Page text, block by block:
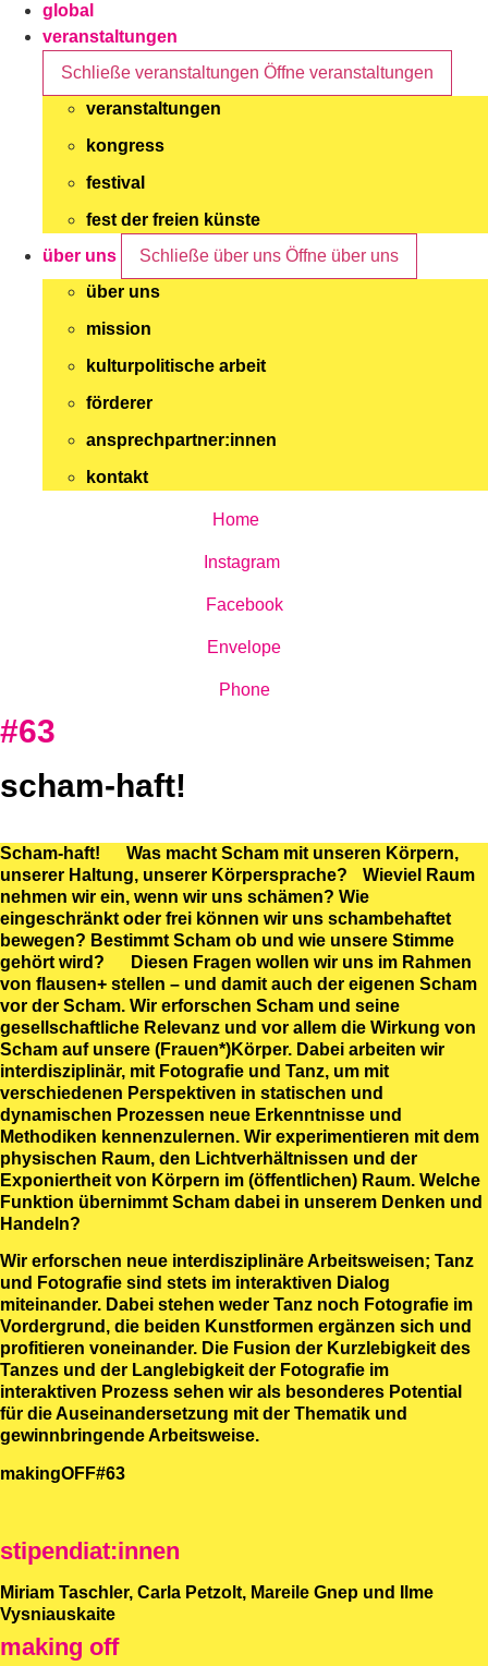
global
veranstaltungen
Schließe veranstaltungen Öffne veranstaltungen
veranstaltungen
kongress
festival
fest der freien künste
über uns
Schließe über uns Öffne über uns
über uns
mission
kulturpolitische arbeit
förderer
ansprechpartner:innen
kontakt
Home
Instagram
Facebook
Envelope
Phone
#63
scham-haft!
Scham-haft! Was macht Scham mit unseren Körpern,
unserer Haltung, unserer Körpersprache? Wieviel Raum
nehmen wir ein, wenn wir uns schämen? Wie
eingeschränkt oder frei können wir uns schambehaftet
bewegen? Bestimmt Scham ob und wie unsere Stimme
gehört wird? Diesen Fragen wollen wir uns im Rahmen
von flausen+ stellen – und damit auch der eigenen Scham
vor der Scham. Wir erforschen Scham und seine
gesellschaftliche Relevanz und vor allem die Wirkung von
Scham auf unsere (Frauen*)Körper. Dabei arbeiten wir
interdisziplinär, mit Fotografie und Tanz, um mit
verschiedenen Perspektiven in statischen und
dynamischen Prozessen neue Erkenntnisse und
Methodiken kennenzulernen. Wir experimentieren mit dem
physischen Raum, den Lichtverhältnissen und der
Exponiertheit von Körpern im (öffentlichen) Raum. Welche
Funktion übernimmt Scham dabei in unserem Denken und
Handeln?
Wir erforschen neue interdisziplinäre Arbeitsweisen; Tanz
und Fotografie sind stets im interaktiven Dialog
miteinander. Dabei stehen weder Tanz noch Fotografie im
Vordergrund, die beiden Kunstformen ergänzen sich und
profitieren voneinander. Die Fusion der Kurzlebigkeit des
Tanzes und der Langlebigkeit der Fotografie im
interaktiven Prozess sehen wir als besonderes Potential
für die Auseinandersetzung mit der Thematik und
gewinnbringende Arbeitsweise.
makingOFF#63
stipendiat:innen
Miriam Taschler, Carla Petzolt, Mareile Gnep und Ilme
Vysniauskaite
making off